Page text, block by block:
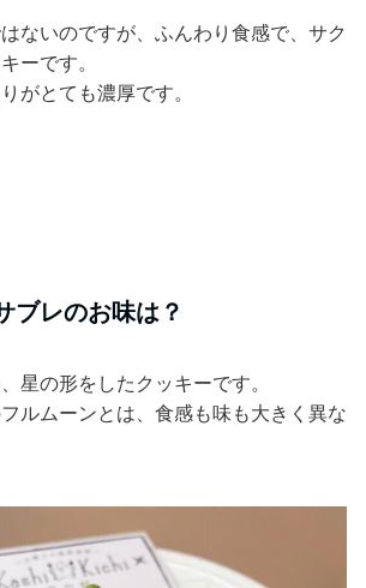
ないのですが、ふんわり食感で、サク
ーです。
がとても濃厚です。
ブレのお味は？
星の形をしたクッキーです。
ルムーンとは、食感も味も大きく異な